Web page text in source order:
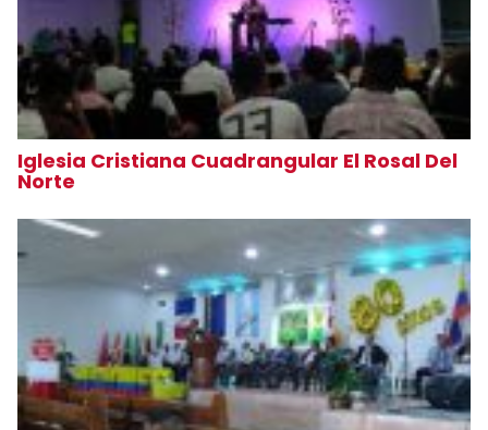
Iglesia Cristiana Cuadrangular El Rosal Del
Norte